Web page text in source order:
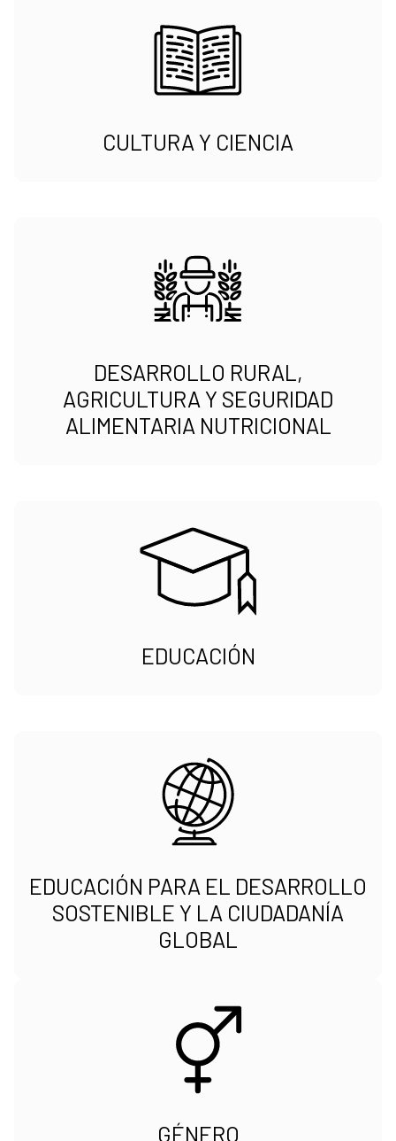
CULTURA Y CIENCIA
DESARROLLO RURAL,
AGRICULTURA Y SEGURIDAD
ALIMENTARIA NUTRICIONAL
EDUCACIÓN
EDUCACIÓN PARA EL DESARROLLO
SOSTENIBLE Y LA CIUDADANÍA
GLOBAL
GÉNERO